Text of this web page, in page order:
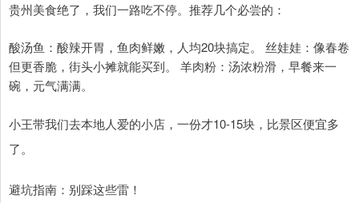
贵州美食绝了，我们一路吃不停。推荐几个必尝的：
酸汤鱼：酸辣开胃，鱼肉鲜嫩，人均20块搞定。 丝娃娃：像春卷
但更香脆，街头小摊就能买到。 羊肉粉：汤浓粉滑，早餐来一
碗，元气满满。
小王带我们去本地人爱的小店，一份才10-15块，比景区便宜多
了。
避坑指南：别踩这些雷！